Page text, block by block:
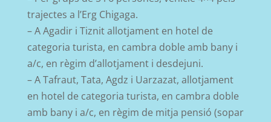
trajectes a l’Erg Chigaga.
– A Agadir i Tiznit allotjament en hotel de
categoria turista, en cambra doble amb bany i
a/c, en règim d’allotjament i desdejuni.
– A Tafraut, Tata, Agdz i Uarzazat, allotjament
en hotel de categoria turista, en cambra doble
amb bany i a/c, en règim de mitja pensió (sopar